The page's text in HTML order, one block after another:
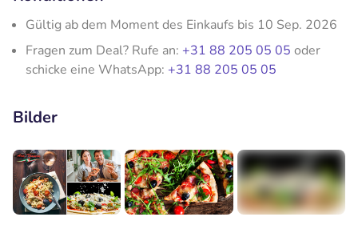
Gültig ab dem Moment des Einkaufs bis 10 Sep. 2026
Fragen zum Deal? Rufe an: +31 88 205 05 05 oder
schicke eine WhatsApp: +31 88 205 05 05
Bilder